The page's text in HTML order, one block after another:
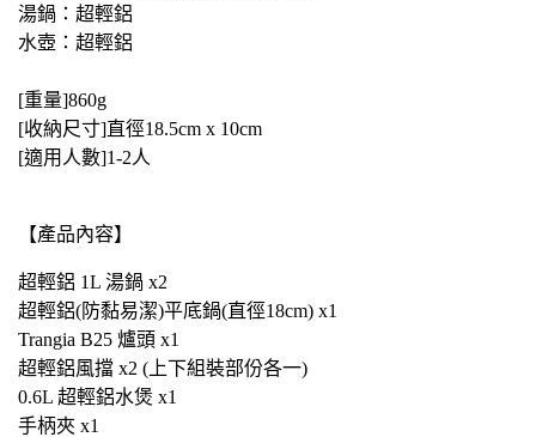
湯鍋：超輕鋁
水壺：超輕鋁
[重量]860g
[收納尺寸]直徑18.5cm x 10cm
[適用人數]1-2人
【產品內容】
超輕鋁 1L 湯鍋 x2
超輕鋁(防黏易潔)平底鍋(直徑18cm) x1
Trangia B25 爐頭 x1
超輕鋁風擋 x2 (上下組裝部份各一)
0.6L 超輕鋁水煲 x1
手柄夾 x1